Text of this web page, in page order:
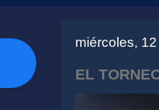
miércoles,
EL